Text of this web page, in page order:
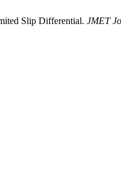
Slip Differential. JMET